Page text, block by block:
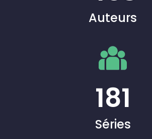
Auteurs
181
Séries